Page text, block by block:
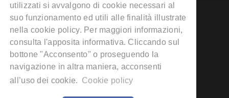
utilizzati si avvalgono di cookie necessari al
suo funzionamento ed utili alle finalità illustrate
nella cookie policy. Per maggiori informazioni,
consulta l'apposita informativa. Cliccando sul
bottone "Acconsento" o proseguendo la
navigazione in altra maniera, acconsenti
all’uso dei cookie. Cookie policy
DERMATOLOGO MILANO
CONDIZIONI D’USO
INFORMATIVA PRIVACY